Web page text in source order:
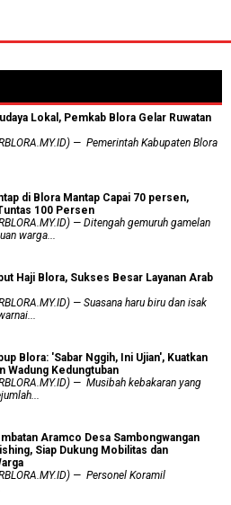
Lokal, Pemkab Blora Gelar Ruwatan
— Pemerintah Kabupaten Blora
di Blora Mantap Capai 70 persen,
100 Persen
— Ditengah gemuruh gamelan
warga...
Haji Blora, Sukses Besar Layanan Arab
— Suasana haru biru dan isak
Blora: ​'Sabar Nggih, Ini Ujian', Kuatkan
Wadung Kedungtuban
— Musibah kebakaran yang
Aramco Desa Sambongwangan
Siap Dukung Mobilitas dan
— Personel Koramil